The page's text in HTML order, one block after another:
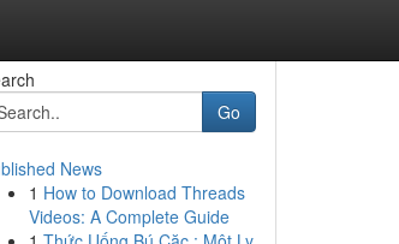
Go
News
1 How to Download Threads
Videos: A Complete Guide